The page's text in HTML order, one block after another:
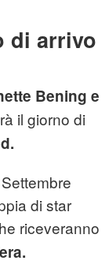
di arrivo
Bening e
il giorno di
di star
riceveranno